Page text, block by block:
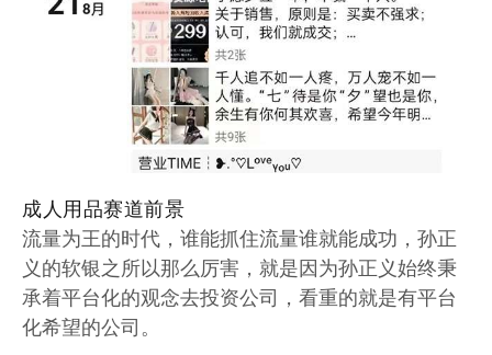
成人用品赛道前景
流量为王的时代，谁能抓住流量谁就能成功，孙正
义的软银之所以那么厉害，就是因为孙正义始终秉
承着平台化的观念去投资公司，看重的就是有平台
化希望的公司。